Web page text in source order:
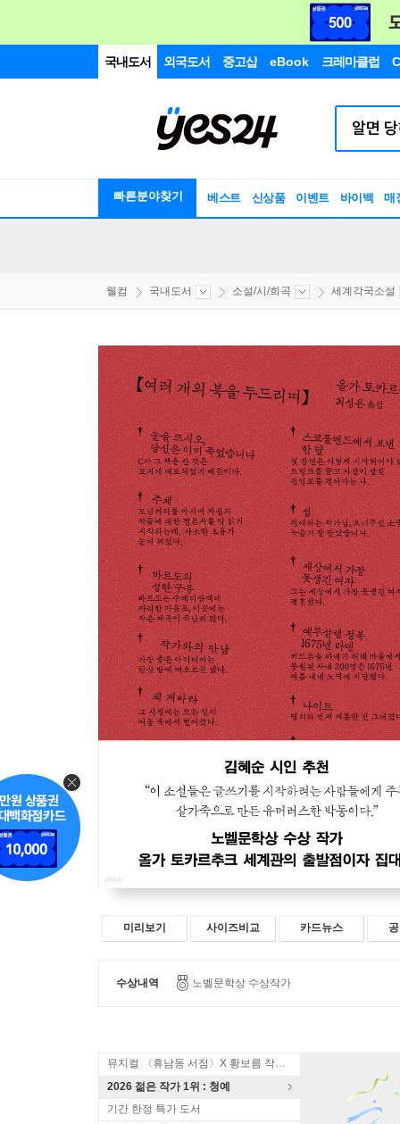
국내도서 외국도서 중고샵 eBook 크레마클럽
빠른분야찾기 베스트 신상품 이벤트 바이백 매
웰컴 국내도서 소설/시/희곡 세계각국소설
미리보기 사이즈비교 카드뉴스
수상내역 노벨문학상 수상작가
뮤지컬 〈휴남동 서점〉X 황보름 작가 북토크
2026 젊은 작가 1위 : 청예
기간 한정 특가 도서